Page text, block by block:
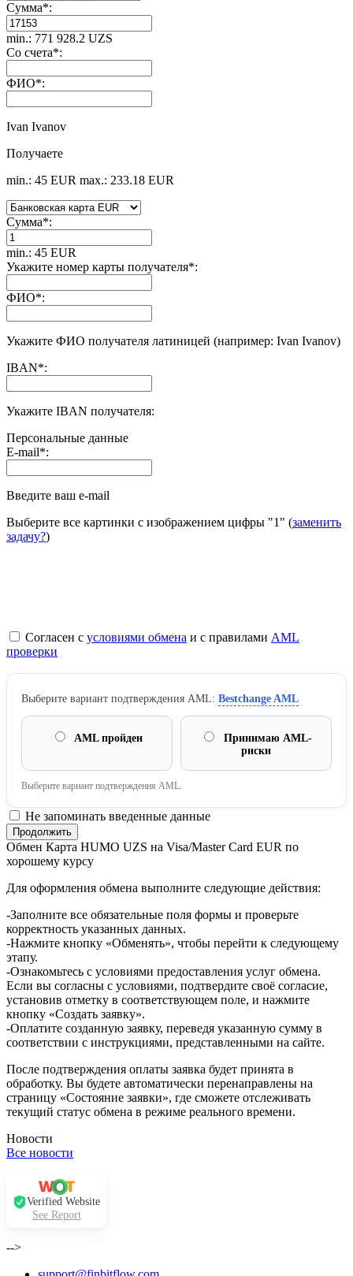
Сумма*:
min.: 771 928.2 UZS
Со счета*:
ФИО*:
Ivan Ivanov
Получаете
min.: 45 EUR max.: 233.18 EUR
Сумма*:
min.: 45 EUR
Укажите номер карты получателя*:
ФИО*:
Укажите ФИО получателя латиницей (например: Ivan Ivanov)
IBAN*:
Укажите IBAN получателя:
Персональные данные
E-mail*:
Введите ваш e-mail
Выберите все картинки с изображением цифры "1" (заменить
задачу?)
Согласен с условиями обмена и с правилами AML
проверки
Выберите вариант подтверждения AML: Bestchange AML
AML пройден
Принимаю AML-
риски
Выберите вариант подтверждения AML.
Не запоминать введенные данные
Обмен Карта HUMO UZS на Visa/Master Card EUR по
хорошему курсу
Для оформления обмена выполните следующие действия:
-Заполните все обязательные поля формы и проверьте
корректность указанных данных.
-Нажмите кнопку «Обменять», чтобы перейти к следующему
этапу.
-Ознакомьтесь с условиями предоставления услуг обмена.
Если вы согласны с условиями, подтвердите своё согласие,
установив отметку в соответствующем поле, и нажмите
кнопку «Создать заявку».
-Оплатите созданную заявку, переведя указанную сумму в
соответствии с инструкциями, представленными на сайте.
После подтверждения оплаты заявка будет принята в
обработку. Вы будете автоматически перенаправлены на
страницу «Состояние заявки», где сможете отслеживать
текущий статус обмена в режиме реального времени.
Новости
Все новости
Verified Website
See Report
-->